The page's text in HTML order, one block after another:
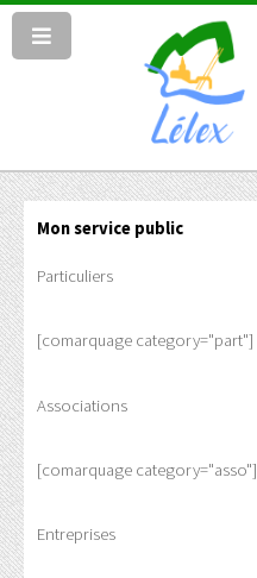
Mon service public
Particuliers
[comarquage category="part"]
Associations
[comarquage category="asso"]
Entreprises